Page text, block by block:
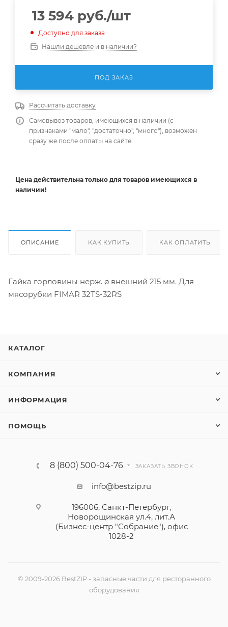
13 594 руб./шт
Доступно для заказа
Нашли дешевле и в наличии?
ПОД ЗАКАЗ
Рассчитать доставку
Самовывоз товаров, имеющихся в наличии (с
признаками "мало", "достаточно", "много"), возможен
сразу же после оплаты на сайте.
Цена действительна только для товаров имеющихся в
наличии!
ОПИСАНИЕ КАК КУПИТЬ КАК ОПЛАТИТЬ
Гайка горловины нерж. ø внешний 215 мм. Для
мясорубки FIMAR 32TS-32RS
КАТАЛОГ
КОМПАНИЯ
ИНФОРМАЦИЯ
ПОМОЩЬ
8 (800) 500-04-76 ЗАКАЗАТЬ ЗВОНОК
info@bestzip.ru
196006, Санкт-Петербург,
Новорощинская ул.4, лит.А
(Бизнес-центр "Собрание"), офис
1028-2
© 2009-2026 BestZIP - запасные части для ресторанного
оборудования